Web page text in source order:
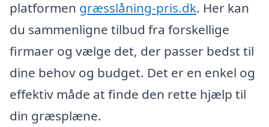
platformen græsslåning-pris.dk. Her kan
du sammenligne tilbud fra forskellige
firmaer og vælge det, der passer bedst til
dine behov og budget. Det er en enkel og
effektiv måde at finde den rette hjælp til
din græsplæne.